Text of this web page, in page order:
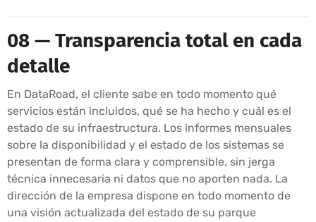
08 — Transparencia total en cada
detalle
En DataRoad, el cliente sabe en todo momento qué
servicios están incluidos, qué se ha hecho y cuál es el
estado de su infraestructura. Los informes mensuales
sobre la disponibilidad y el estado de los sistemas se
presentan de forma clara y comprensible, sin jerga
técnica innecesaria ni datos que no aporten nada. La
dirección de la empresa dispone en todo momento de
una visión actualizada del estado de su parque